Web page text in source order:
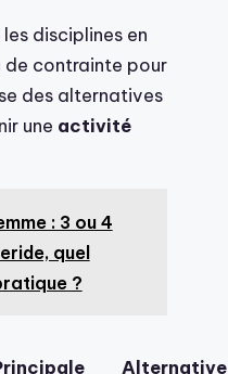
disciplines en
de contrainte pour
des alternatives
une activité
: 3 ou 4
quel
?
Alternative